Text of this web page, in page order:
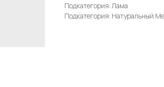
Подкатегория: Лама
Подкатегория: Натуральный